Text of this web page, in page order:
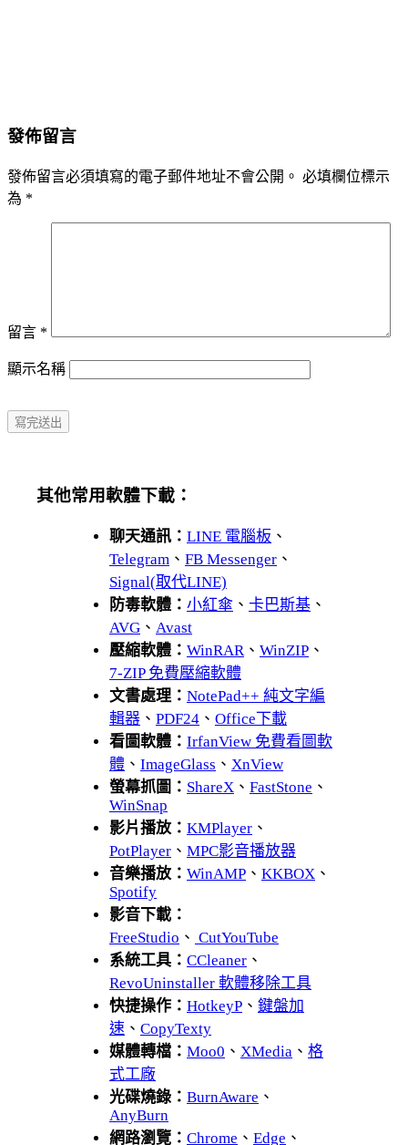
發佈留言
發佈留言必須填寫的電子郵件地址不會公開。 必填欄位標示
為 *
留言 *
顯示名稱
其他常用軟體下載：
聊天通訊： LINE 電腦板 、
Telegram 、 FB Messenger 、
Signal(取代LINE)
防毒軟體： 小紅傘 、 卡巴斯基 、
AVG 、 Avast
壓縮軟體： WinRAR、 WinZIP 、
7-ZIP 免費壓縮軟體
文書處理： NotePad++ 純文字編
輯器 、 PDF24 、 Office下載
看圖軟體： IrfanView 免費看圖軟
體 、 ImageGlass 、 XnView
螢幕抓圖： ShareX 、 FastStone 、
WinSnap
影片播放： KMPlayer 、
PotPlayer 、 MPC影音播放器
音樂播放： WinAMP 、 KKBOX 、
Spotify
影音下載：
FreeStudio 、 CutYouTube
系統工具： CCleaner 、
RevoUninstaller 軟體移除工具
快捷操作： HotkeyP 、 鍵盤加
速 、 CopyTexty
媒體轉檔： Moo0 、 XMedia 、 格
式工廠
光碟燒錄： BurnAware 、
AnyBurn
網路瀏覽： Chrome 、 Edge 、